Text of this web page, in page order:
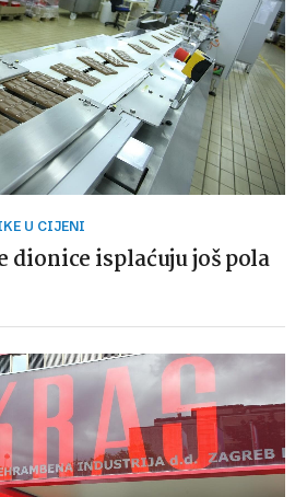
U CIJENI
dionice isplaćuju još pola